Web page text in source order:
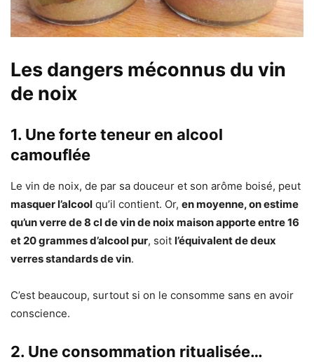
Les dangers méconnus du vin
de noix
1. Une forte teneur en alcool
camouflée
Le vin de noix, de par sa douceur et son arôme boisé, peut
masquer l’alcool qu’il contient. Or, en moyenne, on estime
qu’un verre de 8 cl de vin de noix maison apporte entre 16
et 20 grammes d’alcool pur, soit l’équivalent de deux
verres standards de vin.
C’est beaucoup, surtout si on le consomme sans en avoir
conscience.
2. Une consommation ritualisée…